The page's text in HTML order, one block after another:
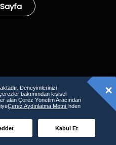
Deneyimlerinizi
bakımından kişisel
alan Çerez Yönetim Aracından
Çerez Aydınlatma Metni’nden
Kabul Et